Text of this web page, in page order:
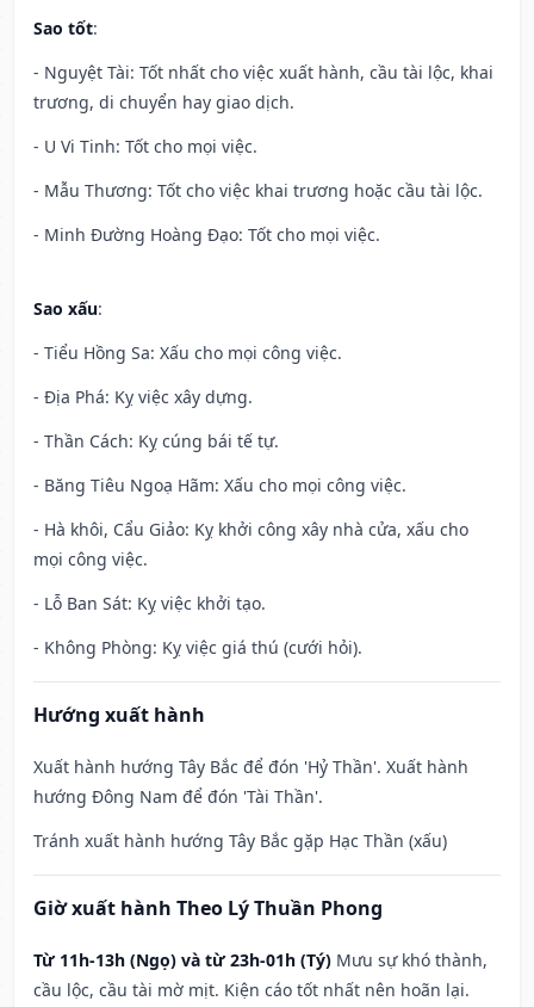
Sao tốt:
- Nguyệt Tài: Tốt nhất cho việc xuất hành, cầu tài lộc, khai
trương, di chuyển hay giao dịch.
- U Vi Tinh: Tốt cho mọi việc.
- Mẫu Thương: Tốt cho việc khai trương hoặc cầu tài lộc.
- Minh Đường Hoàng Đạo: Tốt cho mọi việc.
Sao xấu:
- Tiểu Hồng Sa: Xấu cho mọi công việc.
- Địa Phá: Kỵ việc xây dựng.
- Thần Cách: Kỵ cúng bái tế tự.
- Băng Tiêu Ngoạ Hãm: Xấu cho mọi công việc.
- Hà khôi, Cẩu Giảo: Kỵ khởi công xây nhà cửa, xấu cho
mọi công việc.
- Lỗ Ban Sát: Kỵ việc khởi tạo.
- Không Phòng: Kỵ việc giá thú (cưới hỏi).
Hướng xuất hành
Xuất hành hướng Tây Bắc để đón 'Hỷ Thần'. Xuất hành
hướng Đông Nam để đón 'Tài Thần'.
Tránh xuất hành hướng Tây Bắc gặp Hạc Thần (xấu)
Giờ xuất hành Theo Lý Thuần Phong
Từ 11h-13h (Ngọ) và từ 23h-01h (Tý) Mưu sự khó thành,
cầu lộc, cầu tài mờ mịt. Kiện cáo tốt nhất nên hoãn lại.